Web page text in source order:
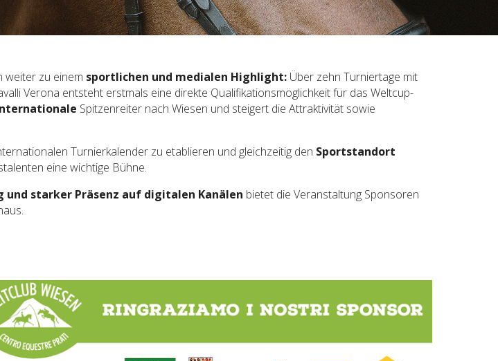
weiter zu einem sportlichen und medialen Highlight:Über zehn Turniertage mit
Verona entsteht erstmals eine direkte Qualifikationsmöglichkeit für das Weltcup-
Spitzenreiter nach Wiesen und steigert die Attraktivität sowie
Turnierkalender zu etablieren und gleichzeitig den Sportstandort
eine wichtige Bühne.
starker Präsenz auf digitalen Kanälen bietet die Veranstaltung Sponsoren